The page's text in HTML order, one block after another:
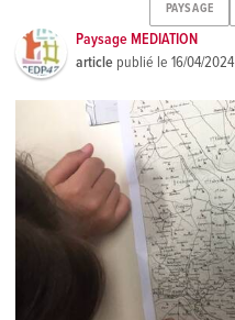
PAYSAGE
Paysage MEDIATION
article publié le16/04/2024